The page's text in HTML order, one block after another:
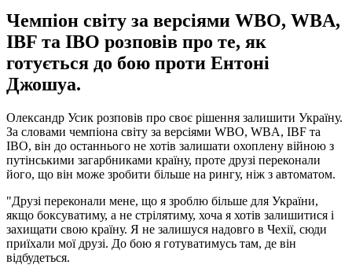
Чемпіон світу за версіями WBO, WBA,
IBF та IBO розповів про те, як
готується до бою проти Ентоні
Джошуа.
Олександр Усик розповів про своє рішення залишити Україну.
За словами чемпіона світу за версіями WBO, WBA, IBF та
IBO, він до останнього не хотів залишати охоплену війною з
путінськими загарбниками країну, проте друзі переконали
його, що він може зробити більше на рингу, ніж з автоматом.
"Друзі переконали мене, що я зроблю більше для України,
якщо боксуватиму, а не стрілятиму, хоча я хотів залишитися і
захищати свою країну. Я не залишуся надовго в Чехії, сюди
приїхали мої друзі. До бою я готуватимусь там, де він
відбудеться.